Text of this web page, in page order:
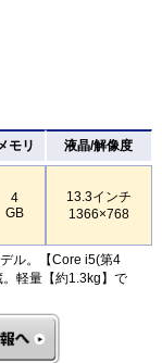
メモリ 液晶/解像度
4
GB
13.3インチ
1366×768
ル。【Core i5(第4
軽量【約1.3kg】で